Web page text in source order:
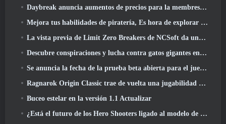
Daybreak anuncia aumentos de precios para la membresía VIP de Lord Of The Rings Online
Mejora tus habilidades de piratería, Es hora de explorar Night City en Wuthering Waves
La vista previa de Limit Zero Breakers de NCSoft da una idea de qué esperar de la próxima prueba del prólogo
Descubre conspiraciones y lucha contra gatos gigantes en tu tiempo de inactividad en la última actualización de Where Winds Meet
Se anuncia la fecha de la prueba beta abierta para el juego Dark Fantasy Extraction, Cazador de la niebla
Ragnarok Origin Classic trae de vuelta una jugabilidad MMORPG justa y CBT abre en junio 4
Buceo estelar en la versión 1.1 Actualizar
¿Está el futuro de los Hero Shooters ligado al modelo de servicio en vivo F2P??